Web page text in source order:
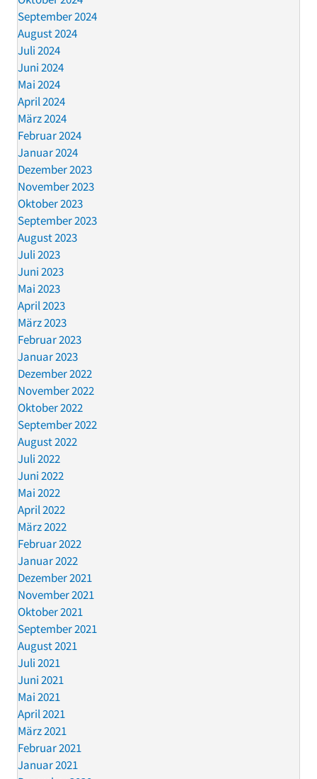
September 2024
August 2024
Juli 2024
Juni 2024
Mai 2024
April 2024
März 2024
Februar 2024
Januar 2024
Dezember 2023
November 2023
Oktober 2023
September 2023
August 2023
Juli 2023
Juni 2023
Mai 2023
April 2023
März 2023
Februar 2023
Januar 2023
Dezember 2022
November 2022
Oktober 2022
September 2022
August 2022
Juli 2022
Juni 2022
Mai 2022
April 2022
März 2022
Februar 2022
Januar 2022
Dezember 2021
November 2021
Oktober 2021
September 2021
August 2021
Juli 2021
Juni 2021
Mai 2021
April 2021
März 2021
Februar 2021
Januar 2021